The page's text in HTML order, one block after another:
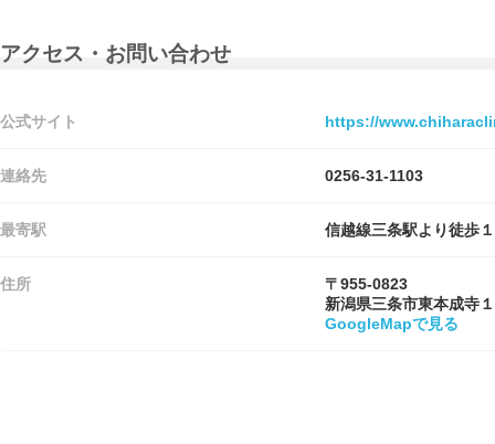
アクセス・お問い合わせ
公式サイト https://
連絡先 0256-31-1103
最寄駅 信越線三条駅より徒歩
住所
〒955-0823
新潟県三条市東本成寺
GoogleMapで見る